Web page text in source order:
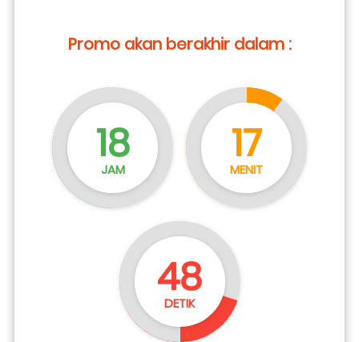
Promo akan berakhir dalam :
18
JAM
17
MENIT
47
DETIK